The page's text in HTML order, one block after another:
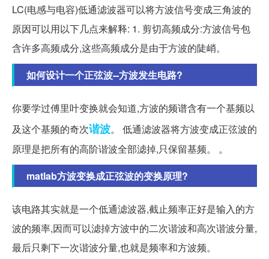
LC(电感与电容)低通滤波器可以将方波信号变成三角波的
原因可以用以下几点来解释: 1. 剪切高频成分:方波信号包
含许多高频成分,这些高频成分是由于方波的陡峭。
如何设计一个正弦波--方波发生电路?
你要学过傅里叶变换就会知道,方波的频谱含有一个基频以
及这个基频的奇次谐波。 低通滤波器将方波变成正弦波的
原理是把所有的高阶谐波全部滤掉,只保留基频。 。
matlab方波变换成正弦波的变换原理?
该电路其实就是一个低通滤波器,截止频率正好是输入的方
波的频率,因而可以滤掉方波中的二次谐波和高次谐波分量,
最后只剩下一次谐波分量,也就是频率和方波频。